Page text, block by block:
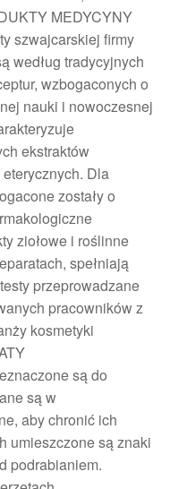
MEDYCYNY
szwajcarskiej firmy
według tradycyjnych
wzbogaconych o
nauki i nowoczesnej
ekstraktów
Dla
zostały o
ziołowe i roślinne
spełniają
przeprowadzane
pracowników z
kosmetyki
są do
są w
aby chronić ich
umieszczone są znaki
podrabianiem.